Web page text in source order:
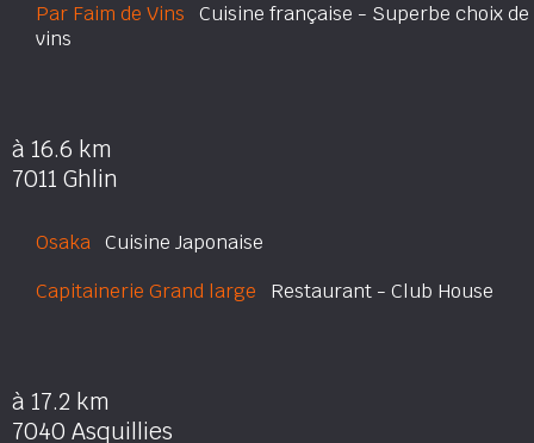
Par Faim de Vins Cuisine française - Superbe choix de
vins
à 16.6 km
7011 Ghlin
Osaka Cuisine Japonaise
Capitainerie Grand large Restaurant - Club House
à 17.2 km
7040 Asquillies